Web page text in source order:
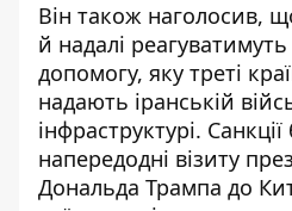
Він також наголосив,
й надалі
допомогу, яку треті
надають іранській
інфраструктурі.
напередодні візиту
Дональда Трампа до